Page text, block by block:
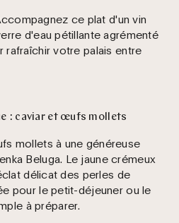
ce plat d'un vin
d'eau pétillante agrémenté
votre palais entre
: caviar et œufs mollets
mollets à une généreuse
Beluga. Le jaune crémeux
délicat des perles de
pour le petit-déjeuner ou le
à préparer.